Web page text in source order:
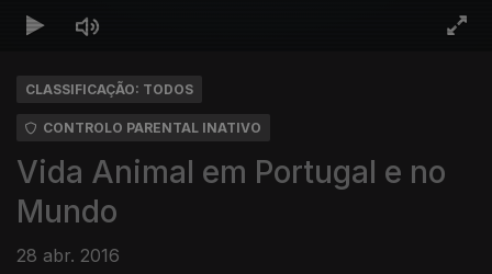
CLASSIFICAÇÃO: TODOS
CONTROLO PARENTAL INATIVO
Vida Animal em Portugal e no
Mundo
28 abr. 2016